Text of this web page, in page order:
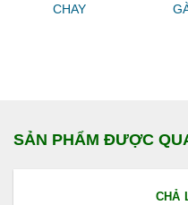
CHAY
SẢN PHẨM ĐƯỢC
CHẢ